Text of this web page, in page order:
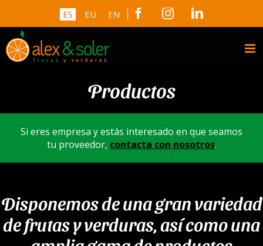
content
FacebookInstagramLinkedIn
EU
ES EN
Productos
Si eres empresa y estás interesado en que seamos
tu proveedor, contacta con nosotros.
Disponemos de una gran variedad
de frutas y verduras, así como una